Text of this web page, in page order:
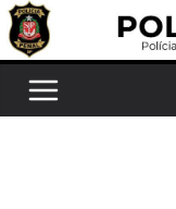
Pular
para
conteúdo